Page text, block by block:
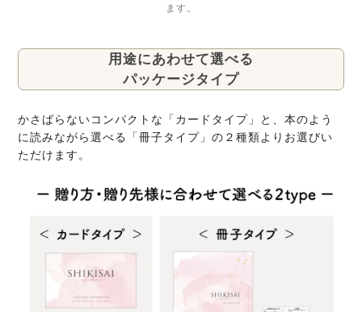
ます。
用途にあわせて選べる
パッケージタイプ
かさばらないコンパクトな「カードタイプ」と、本のよう
に読みながら選べる「冊子タイプ」の２種類よりお選びい
ただけます。